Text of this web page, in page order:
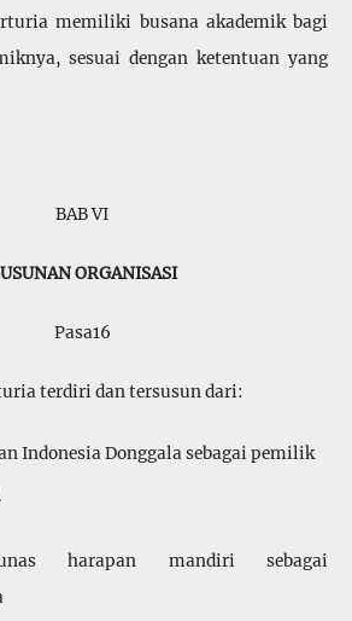
memiliki busana akademik bagi
sesuai dengan ketentuan yang
BAB VI
ORGANISASI
Pasa16
terdiri dan tersusun dari:
Indonesia Donggala sebagai pemilik
harapan mandiri sebagai